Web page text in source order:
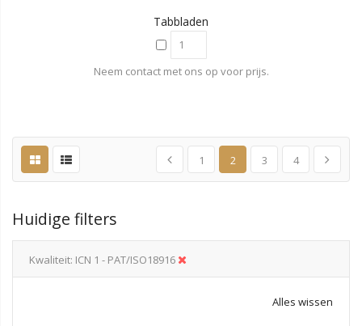
Tabbladen
Neem contact met ons op voor prijs.
1 2 3 4
Huidige filters
Kwaliteit ICN 1 - PAT/ISO18916
Alles wissen